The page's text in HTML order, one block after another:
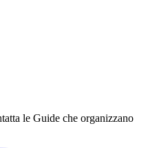
le Guide che organizzano